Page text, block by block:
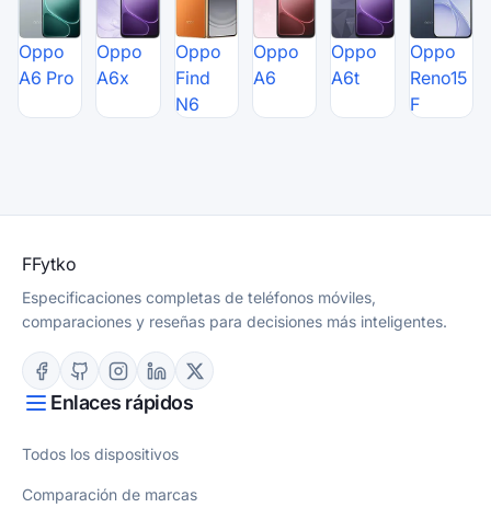
Oppo
A6 Pro
Oppo
A6x
Oppo
Find
N6
Oppo
A6
Oppo
A6t
Oppo
Reno15
F
FFytko
Especificaciones completas de teléfonos móviles,
comparaciones y reseñas para decisiones más inteligentes.
Enlaces rápidos
Todos los dispositivos
Comparación de marcas